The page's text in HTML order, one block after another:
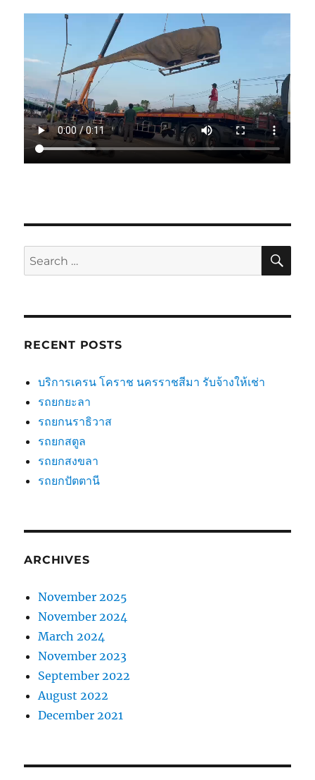
Search
for:
RECENT POSTS
บริการเครน โคราช นครราชสีมา รับจ้างให้เช่า
รถยกยะลา
รถยกนราธิวาส
รถยกสตูล
รถยกสงขลา
รถยกปัตตานี
ARCHIVES
November 2025
November 2024
March 2024
November 2023
September 2022
August 2022
December 2021